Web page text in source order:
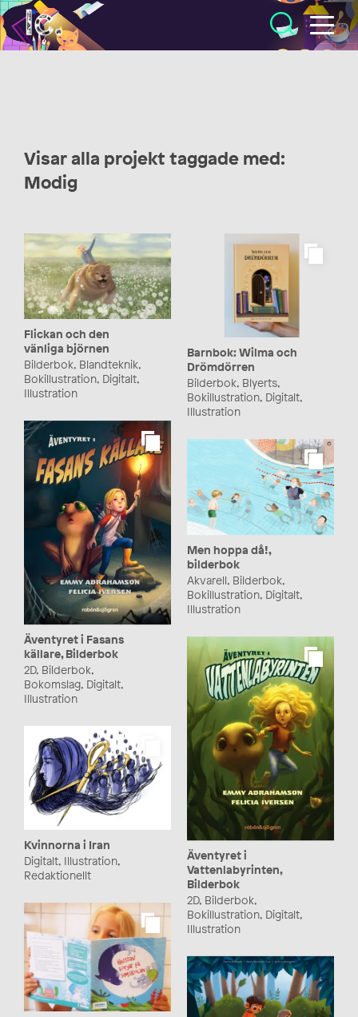
Illustratörcentrum
Visar alla projekt taggade med:
Modig
Flickan och den
vänliga björnen
Bilderbok, Blandteknik,
Bokillustration, Digitalt,
Illustration
Barnbok: Wilma och
Drömdörren
Bilderbok, Blyerts,
Bokillustration, Digitalt,
Illustration
Äventyret i Fasans
källare, Bilderbok
2D, Bilderbok,
Bokomslag, Digitalt,
Illustration
Men hoppa då!,
bilderbok
Akvarell, Bilderbok,
Bokillustration, Digitalt,
Illustration
Äventyret i
Vattenlabyrinten,
Bilderbok
2D, Bilderbok,
Bokillustration, Digitalt,
Illustration
Kvinnorna i Iran
Digitalt, Illustration,
Redaktionellt